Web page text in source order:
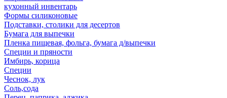
кухонный инвентарь
Формы силиконовые
Подставки, столики для десертов
Бумага для выпечки
Пленка пищевая, фольга, бумага д/выпечки
Специи и пряности
Имбирь, корица
Специи
Чеснок, лук
Соль,сода